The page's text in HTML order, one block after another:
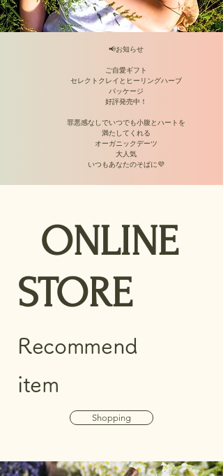
📢お知らせ
ご自愛ギフト
セレクトクレイとヒーリングハーブ
パッケージ
好評発売中！
罪悪感なしでいつでも小腹とハートを
満たしてくれる
オーガニックデーツ
大人気
​いつもあなたのそばに💜
ONLINE
STORE
Recommend
item
Shopping